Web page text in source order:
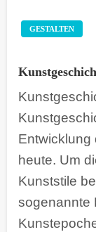
GESTALTEN
Entwicklung
heute. Um
Kunststile
sogenannte